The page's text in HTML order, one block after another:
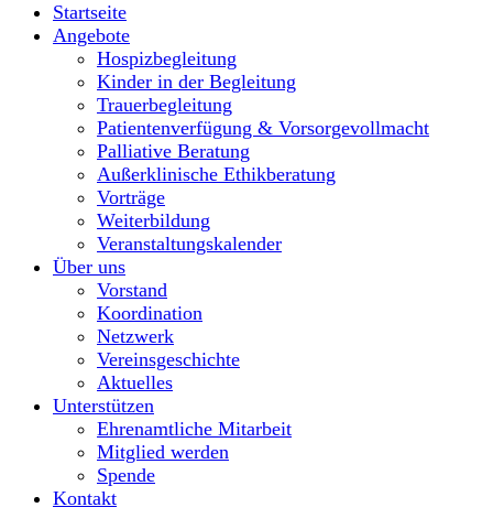
Startseite
Angebote
Hospizbegleitung
Kinder in der Begleitung
Trauerbegleitung
Patientenverfügung & Vorsorgevollmacht
Palliative Beratung
Außerklinische Ethikberatung
Vorträge
Weiterbildung
Veranstaltungskalender
Über uns
Vorstand
Koordination
Netzwerk
Vereinsgeschichte
Aktuelles
Unterstützen
Ehrenamtliche Mitarbeit
Mitglied werden
Spende
Kontakt